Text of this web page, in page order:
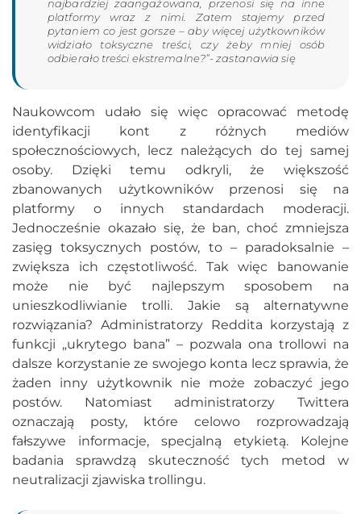
najbardziej zaangażowana, przenosi się na inne
platformy wraz z nimi. Zatem stajemy przed
pytaniem co jest gorsze – aby więcej użytkowników
widziało toksyczne treści, czy żeby mniej osób
odbierało treści ekstremalne?”- zastanawia się
Naukowcom udało się więc opracować metodę
identyfikacji kont z różnych mediów
społecznościowych, lecz należących do tej samej
osoby. Dzięki temu odkryli, że większość
zbanowanych użytkowników przenosi się na
platformy o innych standardach moderacji.
Jednocześnie okazało się, że ban, choć zmniejsza
zasięg toksycznych postów, to – paradoksalnie –
zwiększa ich częstotliwość. Tak więc banowanie
może nie być najlepszym sposobem na
unieszkodliwianie trolli. Jakie są alternatywne
rozwiązania? Administratorzy Reddita korzystają z
funkcji „ukrytego bana” – pozwala ona trollowi na
dalsze korzystanie ze swojego konta lecz sprawia, że
żaden inny użytkownik nie może zobaczyć jego
postów. Natomiast administratorzy Twittera
oznaczają posty, które celowo rozprowadzają
fałszywe informacje, specjalną etykietą. Kolejne
badania sprawdzą skuteczność tych metod w
neutralizacji zjawiska trollingu.